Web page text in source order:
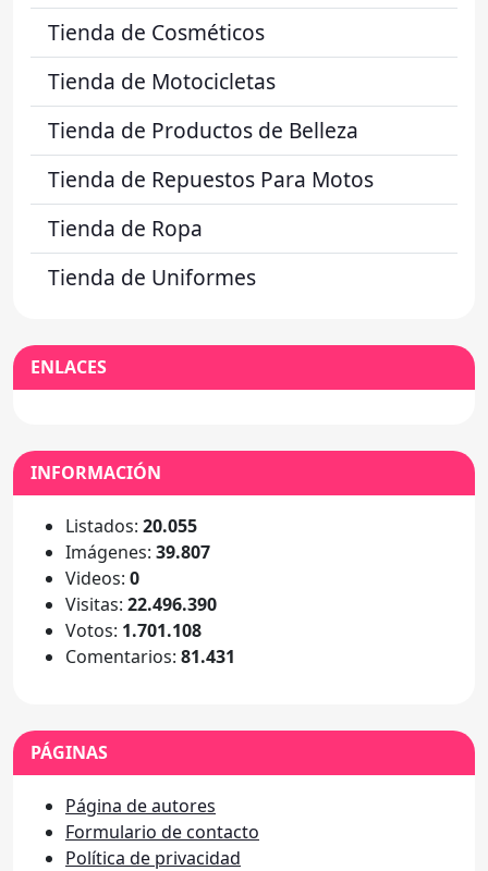
Tienda de Cosméticos
Tienda de Motocicletas
Tienda de Productos de Belleza
Tienda de Repuestos Para Motos
Tienda de Ropa
Tienda de Uniformes
ENLACES
INFORMACIÓN
Listados: 20.055
Imágenes: 39.807
Videos: 0
Visitas: 22.496.390
Votos: 1.701.108
Comentarios: 81.431
PÁGINAS
Página de autores
Formulario de contacto
Política de privacidad